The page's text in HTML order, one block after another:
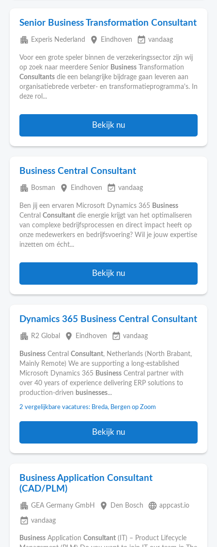
Senior Business Transformation Consultant
apartment Experis Nederland place Eindhoven event_available vandaag
Voor een grote speler binnen de verzekeringssector zijn wij
op zoek naar meerdere Senior Business Transformation
Consultants die een belangrijke bijdrage gaan leveren aan
organisatiebrede verbeter- en transformatieprogramma's. In
deze rol...
Bekijk nu
Business Central Consultant
apartment Bosman place Eindhoven event_available vandaag
Ben jij een ervaren Microsoft Dynamics 365 Business
Central Consultant die energie krijgt van het optimaliseren
van complexe bedrijfsprocessen en direct impact heeft op
onze medewerkers en bedrijfsvoering? Wil je jouw expertise
inzetten om écht...
Bekijk nu
Dynamics 365 Business Central Consultant
apartment R2 Global place Eindhoven event_available vandaag
Business Central Consultant, Netherlands (North Brabant,
Mainly Remote) We are supporting a long-established
Microsoft Dynamics 365 Business Central partner with
over 40 years of experience delivering ERP solutions to
production-driven businesses...
2 vergelijkbare vacatures: Breda, Bergen op Zoom
Bekijk nu
Business Application Consultant
(CAD/PLM)
apartment GEA Germany GmbH place Den Bosch language appcast.io
event_available vandaag
Business Application Consultant (IT) – Product Lifecycle